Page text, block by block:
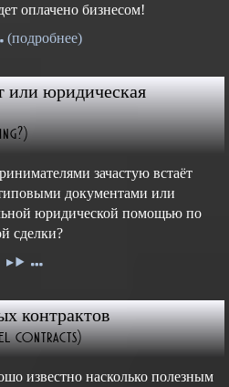
оплачено бизнесом!
(подробнее)
или юридическая
зачастую встаёт
документами или
юридической помощью по
сделки?
контрактов
contracts)
известно насколько полезным